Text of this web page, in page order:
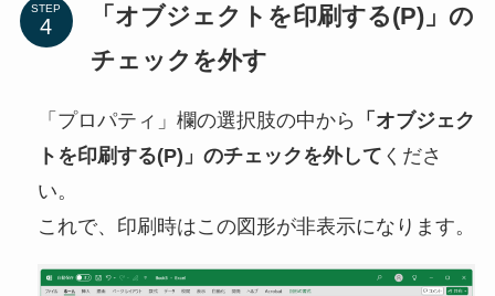
STEP
「オブジェクトを印刷する(P)」の
チェックを外す
「プロパティ」欄の選択肢の中から
「オブジェク
トを印刷する(P)」のチェックを外して くださ
い。
これで、印刷時はこの図形が非表示になります。